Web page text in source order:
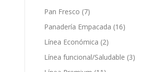
Pan Fresco (7)
Panadería Empacada (16)
Línea Económica (2)
Línea funcional/Saludable (3)